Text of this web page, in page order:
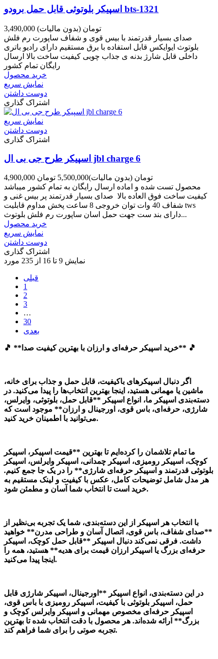
اسپیکر بلوتوثی قابل حمل برودو bts-1321
3,490,000 تومان (بدون مالیات)
صدای بسیار قدرتمند با بیس قوی و شفاف ساپورت رم فلش
بلوتوث ایوایکس قابل استفاده با برق مستقیم دارای رادیو باتری
داخلی قابل شارژ بدنه ی جذاب چوبی کیفیت ساخت بالا ارسال
رایگان تمام کشور
خرید محصول
نمایش سریع
دوست داشتن
اشتراک گذاری
نمایش سریع
دوست داشتن
اشتراک گذاری
اسپیکر طرح جی بی ال jbl charge 6
4,900,000 تومان (بدون مالیات)5,500,000 تومان
محصول تست شده و اماده ارسال رایگان به تمام کشور میباشد
کیفیت ساخت فوق العاده بالا صدای بسیار قدرتمند پر بیس غنی و
شفاف 40 وات توان خروجی 8 ساعت پخش مداوم قابلیت tws
دارای بند ست جهت حمل اسان ساپورت رم فلش بلوتوث...
خرید محصول
نمایش سریع
دوست داشتن
اشتراک گذاری
نمایش 9 تا 16 از 235 مورد
قبلی
1
2
3
…
30
بعدی
🎵 **خرید اسپیکر حرفه‌ای و ارزان با بهترین کیفیت صدا** 🎵
اگر دنبال اسپیکرهای باکیفیت، قابل حمل و جذاب برای خانه،
ماشین یا مهمانی هستید، اینجا بهترین انتخاب‌ها را پیدا می‌کنید. در
دسته‌بندی اسپیکر ما، انواع اسپیکر **قابل حمل، بلوتوثی، وایرلس،
شارژی، حرفه‌ای، باس قوی، اورجینال و ارزان** موجود است که
می‌توانید با اطمینان خرید کنید.
ما تمام تلاشمان را کرده‌ایم تا بهترین **قیمت اسپیکر، اسپیکر
کوچک، اسپیکر رومیزی، اسپیکر چمدانی، اسپیکر وایرلس، اسپیکر
بلوتوثی قدرتمند و اسپیکر حرفه‌ای شارژی** را در یک جا جمع کنیم.
هر مدل شامل توضیحات کامل، عکس با کیفیت و لینک مستقیم به
خرید است تا انتخاب شما آسان و مطمئن شود.
با انتخاب هر اسپیکر از این دسته‌بندی، شما یک تجربه بی‌نظیر از
**صدای شفاف، باس قوی، اتصال آسان و طراحی مدرن** خواهید
داشت. فرقی نمی‌کند دنبال اسپیکر **قابل حمل کوچک، اسپیکر
حرفه‌ای بزرگ یا اسپیکر ارزان قیمت برای هدیه** هستید، همه را
اینجا پیدا می‌کنید.
در این دسته‌بندی، انواع اسپیکر **اورجینال، اسپیکر شارژی قابل
حمل، اسپیکر بلوتوثی با کیفیت، اسپیکر رومیزی با باس قوی،
اسپیکر حرفه‌ای مخصوص مهمانی و اسپیکر وایرلس کوچک و
بزرگ** ارائه شده‌اند. هر محصول با دقت انتخاب شده تا بهترین
تجربه صوتی را برای شما فراهم کند.